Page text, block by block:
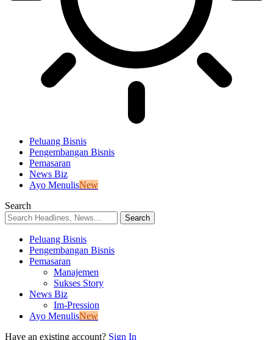
Peluang Bisnis
Pengembangan Bisnis
Pemasaran
News Biz
Ayo MenulisNew
Search
Peluang Bisnis
Pengembangan Bisnis
Pemasaran
Manajemen
Sukses Story
News Biz
Im-Pression
Ayo MenulisNew
Have an existing account? Sign In